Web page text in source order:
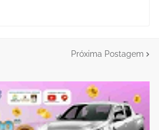
Próxima Postagem